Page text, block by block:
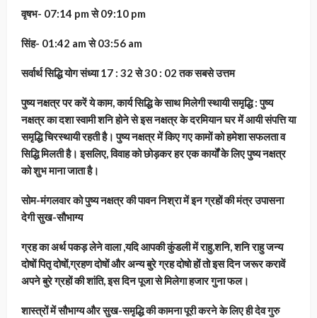
वृषभ- 07:14 pm से 09:10 pm
सिंह- 01:42 am से 03:56 am
सर्वार्थ सिद्धि योग संध्या 17 : 32 से 30 : 02 तक सबसे उत्तम
पुष्य नक्षत्र पर करें ये काम, कार्य सिद्धि के साथ मिलेगी स्थायी समृद्धि : पुष्य
नक्षत्र का दशा स्वामी शनि होने से इस नक्षत्र के दरमियान घर में आयी संपत्ति या
समृद्धि चिरस्थायी रहती है। पुष्य नक्षत्र में किए गए कामों को हमेशा सफलता व
सिद्धि मिलती है। इसलिए, विवाह को छोड़कर हर एक कार्यों के लिए पुष्य नक्षत्र
को शुभ माना जाता है।
सोम-मंगलवार को पुष्य नक्षत्र की पावन निश्रा में इन ग्रहों की मंत्र उपासना
देगी सुख-सौभाग्य
ग्रह का अर्थ पकड़ लेने वाला ,यदि आपकी कुंडली में राहु,शनि, शनि राहु जन्य
दोषों पितृ दोषों,ग्रहण दोषों और अन्य बुरे ग्रह दोषो हों तो इस दिन जरूर करावें
अपने बुरे ग्रहों की शांति, इस दिन पूजा से मिलेगा हजार गुना फल।
शास्त्रों में सौभाग्य और सुख-समृद्धि की कामना पूरी करने के लिए ही देव गुरु